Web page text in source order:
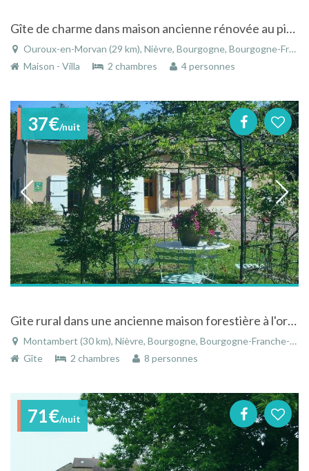
Gîte de charme dans maison ancienne rénovée au pied des grands lacs du Morvan
Ouroux-en-Morvan (29 km), Nièvre, Bourgogne, Bourgogne-Franche-Comté, France
Maison - Villa
2 chambres 4 personnes
37€/nuit
Gite rural dans une ancienne maison forestière à l'orée d'une forêt à Montambert en Bourgogne
Montambert (30 km), Nièvre, Bourgogne, Bourgogne-Franche-Comté, France
Gîte
2 chambres 8 personnes
71€/nuit